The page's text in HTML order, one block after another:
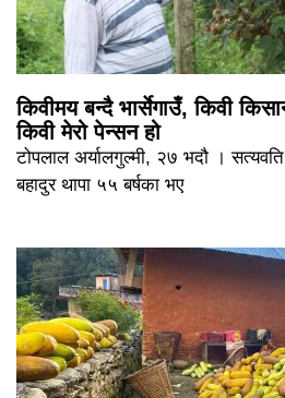
किवीमय बन्दै भार्सेगाउँ, किवी
किवी मेरो पेन्सन हो
टोपलाल अर्यालगुल्मी, २७ भदौ ।
बहादुर थापा ५५ बर्षका भए